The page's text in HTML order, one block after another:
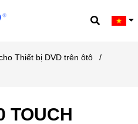
Thiết bị DVD trên ôtô
/
TOUCH